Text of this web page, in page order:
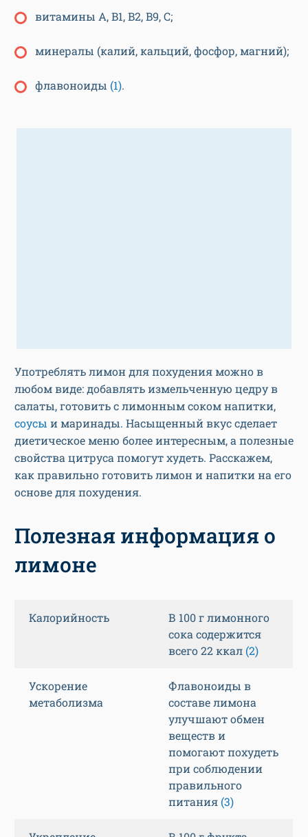
витамины A, B1, B2, B9, C;
минералы (калий, кальций, фосфор, магний);
флавоноиды (1).
Употреблять лимон для похудения можно в
любом виде: добавлять измельченную цедру в
салаты, готовить с лимонным соком напитки,
соусы и маринады. Насыщенный вкус сделает
диетическое меню более интересным, а полезные
свойства цитруса помогут худеть. Расскажем,
как правильно готовить лимон и напитки на его
основе для похудения.
Полезная информация о
лимоне
Калорийность
В 100 г лимонного
сока содержится
всего 22 ккал (2)
Ускорение
метаболизма
Флавоноиды в
составе лимона
улучшают обмен
веществ и
помогают похудеть
при соблюдении
правильного
питания (3)